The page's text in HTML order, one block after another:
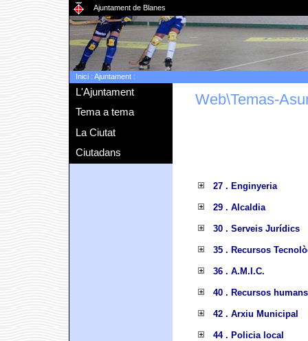
Ajuntament de Blanes
Inici: Ajuntament:
L'Ajuntament
Tema a tema
La Ciutat
Ciutadans
Web\Temas-
27 . Enginyeria
29 . Alcaldia
30 . Serveis Jurídics
35 . Recursos
36 . A.M.I.C.
40 . Recursos humans
42 . Arxiu Municipal
44 . Policia local